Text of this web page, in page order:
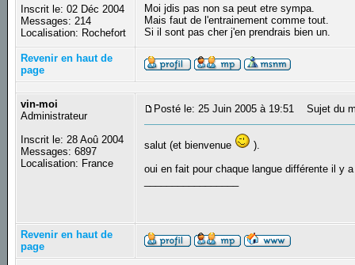
Inscrit le: 02 Déc 2004
Messages: 214
Localisation: Rochefort
Moi jdis pas non sa peut etre sympa.
Mais faut de l'entrainement comme tout.
Si il sont pas cher j'en prendrais bien un.
Revenir en haut de
page
vin-moi
Administrateur
Inscrit le: 28 Aoû 2004
Messages: 6897
Localisation: France
Posté le: 25 Juin 2005 à 19:51 Sujet du
salut (et bienvenue
).
oui en fait pour chaque langue différente il y
Revenir en haut de
page